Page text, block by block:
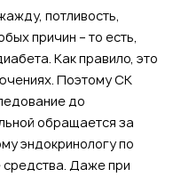
потливость,
причин – то есть,
Как правило, это
Поэтому СК
до
обращается за
эндокринологу по
Даже при